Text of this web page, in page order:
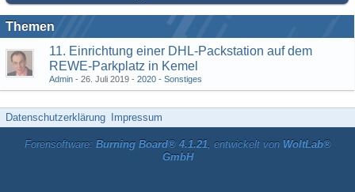
Themen
11. Einrichtung einer DHL-Packstation auf dem
REWE-Parkplatz in Kemel
Admin 26. Juli 2019 2020 - Sonstiges
Datenschutzerklärung Impressum
Forensoftware: Burning Board® 4.1.21, entwickelt von WoltLab®
GmbH